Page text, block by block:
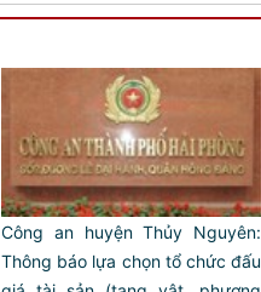
Công an huyện Thủy Nguyên:
Thông báo lựa chọn tổ chức đấu